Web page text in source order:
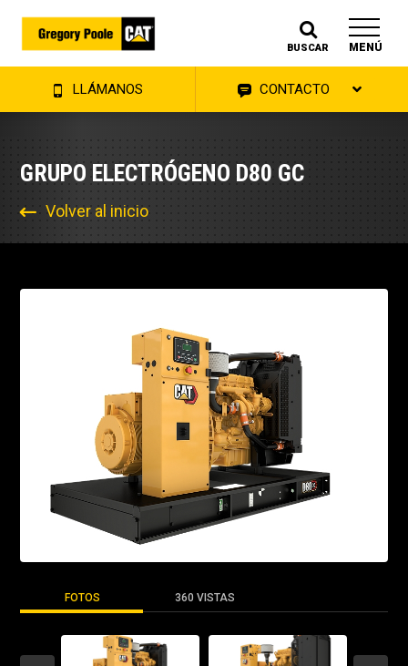
BUSCAR MENÚ
LLÁMANOS CONTACTO
GRUPO ELECTRÓGENO D80 GC
Volver al inicio
FOTOS 360 VISTAS